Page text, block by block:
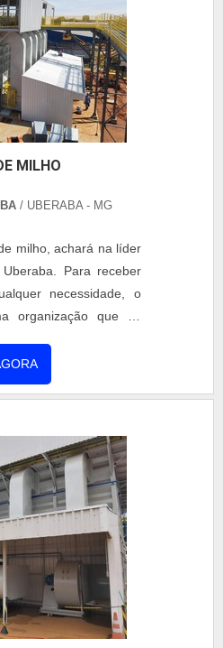
MILHO
/ UBERABA - MG
milho, achará na líder
Para receber
necessidade, o
organização que se
INFORMAÇÕES
DE MILHOSe
especializada
e secador rotativo,
na atualidade.Sem
de milho, deve-se ter a
que prezam por
ótima qualidade e
que ficam de fora no
que visam apenas o
nos outros fatores.É